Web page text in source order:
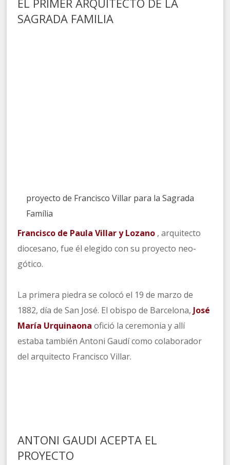
EL PRIMER ARQUITECTO DE LA
SAGRADA FAMILIA
proyecto de Francisco Villar para la Sagrada
Família
Francisco de Paula Villar y Lozano , arquitecto
diocesano, fue él elegido con su proyecto neo-
gótico.
La primera piedra se colocó el 19 de marzo de
1882, día de San José. El obispo de Barcelona, José
María Urquinaona ofició la ceremonia y allí
estaba también Antoni Gaudí como colaborador
del arquitecto Francisco Villar.
ANTONI GAUDI ACEPTA EL
PROYECTO